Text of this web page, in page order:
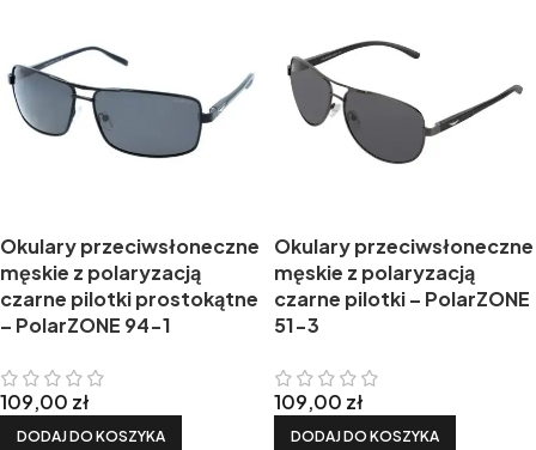
Okulary przeciwsłoneczne
męskie z polaryzacją
czarne pilotki prostokątne
– PolarZONE 94-1
109,00 zł
DODAJ DO KOSZYKA
Okulary przeciwsłoneczne
męskie z polaryzacją
czarne pilotki – PolarZONE
51-3
109,00 zł
DODAJ DO KOSZYKA